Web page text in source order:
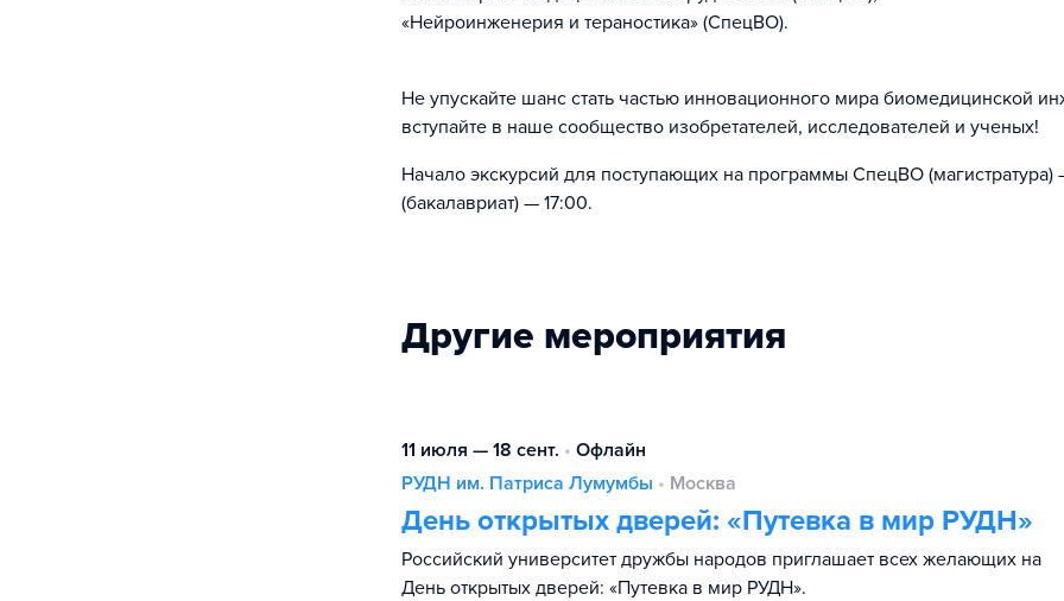
«Нейроинженерия и тераностика» (СпецВО).
Не упускайте шанс стать частью инновационного мира биомедицинской
вступайте в наше сообщество изобретателей, исследователей и ученых!
Начало экскурсий для поступающих на программы СпецВО
(бакалавриат) — 17:00.
Другие мероприятия
11 июля — 18 сент. • Офлайн
РУДН им. Патриса Лумумбы • Москва
День открытых дверей: «Путевка в мир РУДН»
Российский университет дружбы народов приглашает всех желающих на
День открытых дверей: «Путевка в мир РУДН».